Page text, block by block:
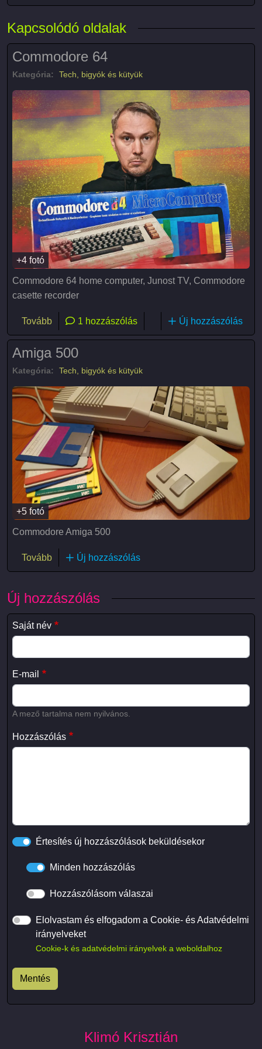
Kapcsolódó oldalak
Commodore 64
Kategória: Tech, bigyók és kütyük
+4 fotó
Commodore 64 home computer, Junost TV, Commodore
casette recorder
Tovább(Commodore 64)
1 hozzászólás Új hozzászólás
Amiga 500
Kategória: Tech, bigyók és kütyük
+5 fotó
Commodore Amiga 500
Tovább(Amiga 500)Új hozzászólás
Új hozzászólás
Saját név
E-mail
A mező tartalma nem nyilvános.
Hozzászólás
Értesítés új hozzászólások beküldésekor
Minden hozzászólás
Hozzászólásom válaszai
Elolvastam és elfogadom a Cookie- és Adatvédelmi
irányelveket
Cookie-k és adatvédelmi irányelvek a weboldalhoz
Klimó Krisztián